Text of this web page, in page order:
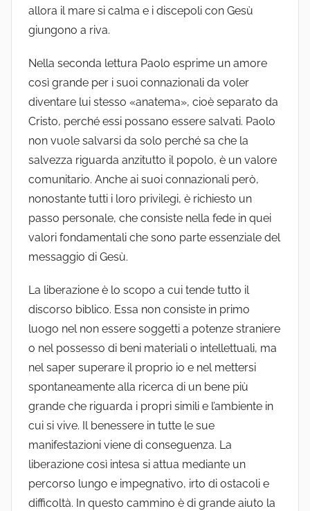
allora il mare si calma e i discepoli con Gesù
giungono a riva.
Nella seconda lettura Paolo esprime un amore
così grande per i suoi connazionali da voler
diventare lui stesso «anatema», cioè separato da
Cristo, perché essi possano essere salvati. Paolo
non vuole salvarsi da solo perché sa che la
salvezza riguarda anzitutto il popolo, è un valore
comunitario. Anche ai suoi connazionali però,
nonostante tutti i loro privilegi, è richiesto un
passo personale, che consiste nella fede in quei
valori fondamentali che sono parte essenziale del
messaggio di Gesù.
La liberazione è lo scopo a cui tende tutto il
discorso biblico. Essa non consiste in primo
luogo nel non essere soggetti a potenze straniere
o nel possesso di beni materiali o intellettuali, ma
nel saper superare il proprio io e nel mettersi
spontaneamente alla ricerca di un bene più
grande che riguarda i propri simili e l’ambiente in
cui si vive. Il benessere in tutte le sue
manifestazioni viene di conseguenza. La
liberazione così intesa si attua mediante un
percorso lungo e impegnativo, irto di ostacoli e
difficoltà. In questo cammino è di grande aiuto la